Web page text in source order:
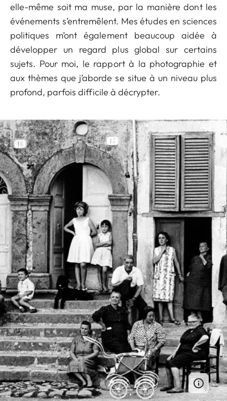
elle-même soit ma muse, par la manière dont les
événements s’entremêlent. Mes études en sciences
politiques m’ont également beaucoup aidée à
développer un regard plus global sur certains
sujets. Pour moi, le rapport à la photographie et
aux thèmes que j’aborde se situe à un niveau plus
profond, parfois difficile à décrypter.